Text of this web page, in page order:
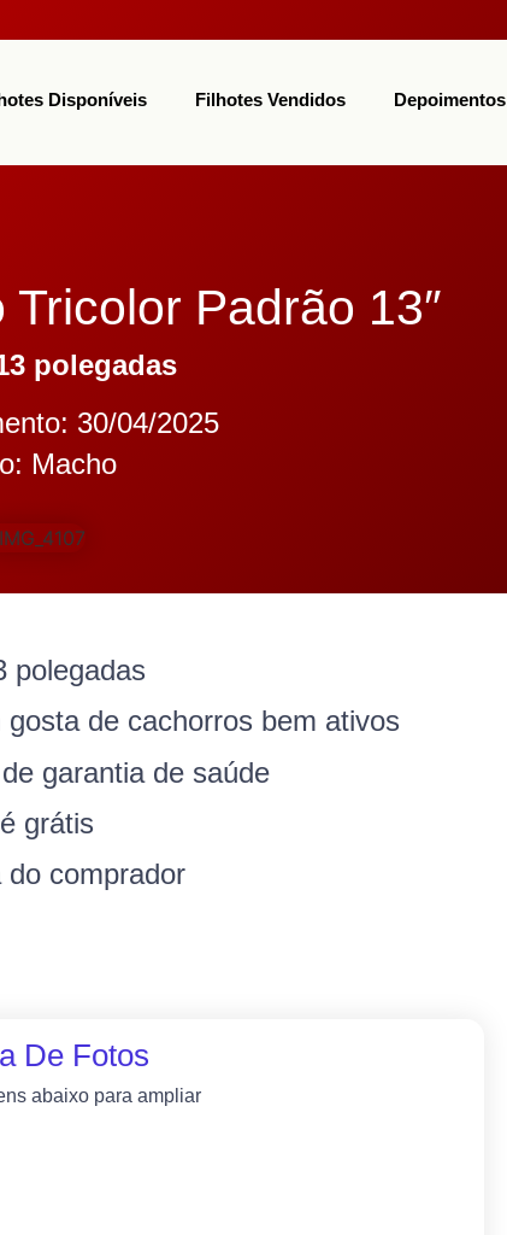
Disponíveis Filhotes Vendidos Depoimentos
Padrão 13″
polegadas
30/04/2025
Macho
polegadas
de cachorros bem ativos
garantia de saúde
grátis
comprador
De Fotos
abaixo para ampliar